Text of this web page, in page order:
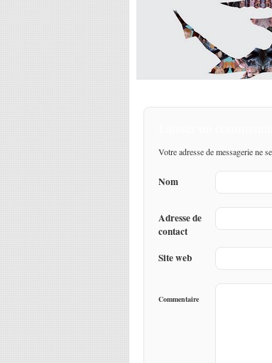
Votre adresse de messagerie ne
Nom
Adresse de
contact
Site web
Commentaire